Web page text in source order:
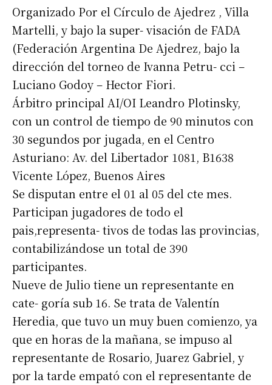
Organizado Por el Círculo de Ajedrez , Villa
Martelli, y bajo la super- visación de FADA
(Federación Argentina De Ajedrez, bajo la
dirección del torneo de Ivanna Petru- cci –
Luciano Godoy – Hector Fiori.
Árbitro principal AI/OI Leandro Plotinsky,
con un control de tiempo de 90 minutos con
30 segundos por jugada, en el Centro
Asturiano: Av. del Libertador 1081, B1638
Vicente López, Buenos Aires
Se disputan entre el 01 al 05 del cte mes.
Participan jugadores de todo el
pais,representa- tivos de todas las provincias,
contabilizándose un total de 390
participantes.
Nueve de Julio tiene un representante en
cate- goría sub 16. Se trata de Valentín
Heredia, que tuvo un muy buen comienzo, ya
que en horas de la mañana, se impuso al
representante de Rosario, Juarez Gabriel, y
por la tarde empató con el representante de